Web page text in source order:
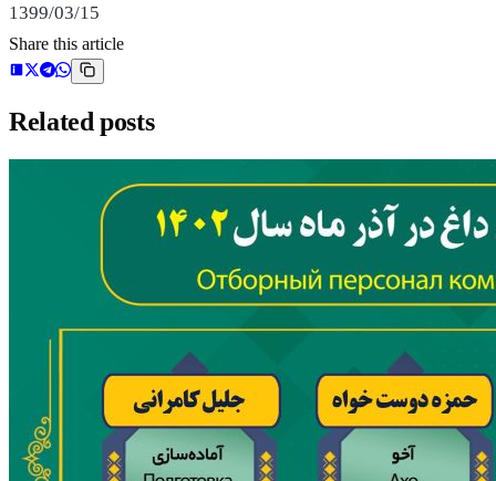
1399/03/15
Share this article
Related posts